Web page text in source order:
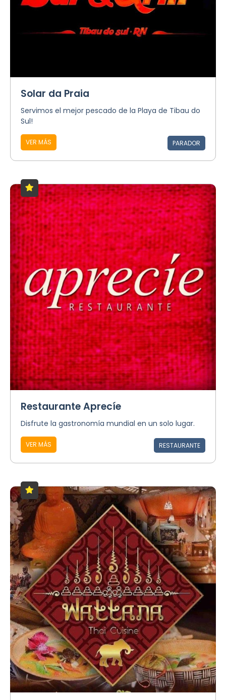
Solar da Praia
Servimos el mejor pescado de la Playa de Tibau do
Sul!
VER MÁS PARADOR
Restaurante Aprecíe
Disfrute la gastronomía mundial en un solo lugar.
VER MÁS RESTAURANTE